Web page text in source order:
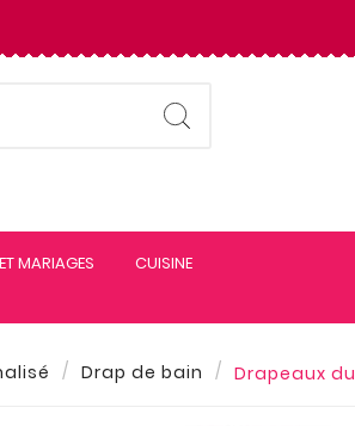
MARIAGES CUISINE
Drap de bain Drapeaux